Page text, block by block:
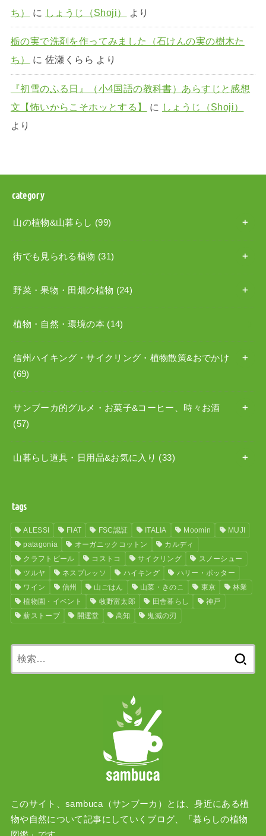
ち）
に しょうじ（Shoji） より
栃の実で洗剤を作ってみました（石けんの実の樹木た
ち）
に 佐瀬くらら より
『初雪のふる日』（小4国語の教科書）あらすじと感想
文【怖いからこそホッとする】
に しょうじ（Shoji）
より
category
山の植物&山暮らし (99)
街でも見られる植物 (31)
野菜・果物・田畑の植物 (24)
植物・自然・環境の本 (14)
信州ハイキング・サイクリング・植物散策&おでかけ
(69)
サンブーカ的グルメ・お菓子&コーヒー、時々お酒
(57)
山暮らし道具・日用品&お気に入り (33)
tags
ALESSI FIAT FSC認証 ITALIA Moomin
MUJI
patagonia
オーガニックコットン
カルディ
クラフトビール
コストコ サイクリング
スノーシュー
ツルヤ
ネスプレッソ ハイキング
ハリー・ポッター
ワイン
信州 山ごはん 山菜・きのこ 東京
林業
植物園・イベント
牧野富太郎 田舎暮らし
神戸
薪ストーブ
開運堂 高知 鬼滅の刃
このサイト、sambuca（サンブーカ）とは、身近にある植
物や自然について記事にしていくブログ、「暮らしの植物